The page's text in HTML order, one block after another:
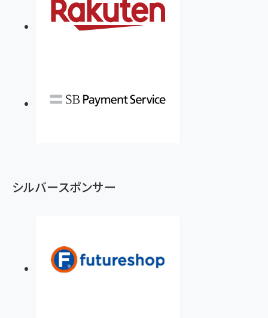
シルバースポンサー